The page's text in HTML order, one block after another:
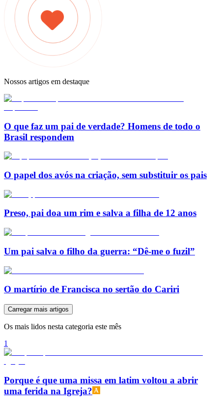
Nossos artigos em destaque
O que faz um pai de verdade? Homens de todo o
Brasil respondem
O papel dos avós na criação, sem substituir os pais
Preso, pai doa um rim e salva a filha de 12 anos
Um pai salva o filho da guerra: “Dê-me o fuzil”
O martírio de Francisca no sertão do Cariri
Carregar mais artigos
Os mais lidos nesta categoria este mês
1
Porque é que uma missa em latim voltou a abrir
uma ferida na Igreja?